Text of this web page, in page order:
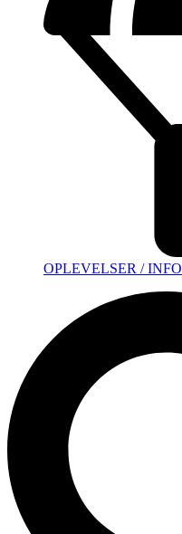
OPLEVELSER / INFO